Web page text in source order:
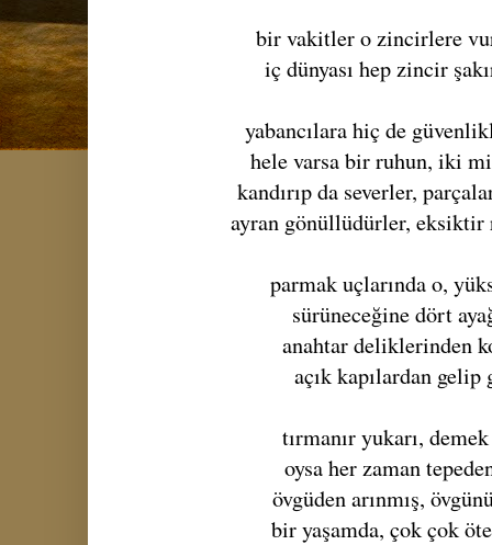
bir vakitler o zincirlere
iç dünyası hep zincir
yabancılara hiç de
hele varsa bir ruhun, iki
kandırıp da severler,
ayran gönüllüdürler, eksiktir
parmak uçlarında o,
sürüneceğine dört
anahtar deliklerinden
açık kapılardan gelip
tırmanır yukarı,
oysa her zaman
övgüden arınmış,
bir yaşamda, çok çok